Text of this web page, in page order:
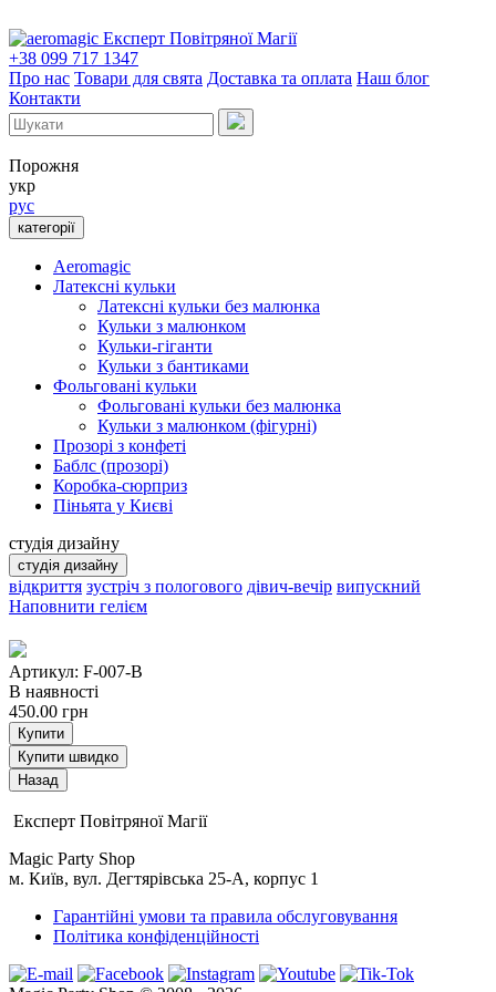
Експерт Повітряної Магії
+38 099 717 1347
Про нас Товари для свята Доставка та оплата Наш блог
Контакти
Порожня
укр
рус
категорії
Aeromagic
Латексні кульки
Латексні кульки без малюнка
Кульки з малюнком
Кульки-гіганти
Кульки з бантиками
Фольговані кульки
Фольговані кульки без малюнка
Кульки з малюнком (фігурні)
Прозорі з конфеті
Баблс (прозорі)
Коробка-сюрприз
Піньята у Києві
студія дизайну
студія дизайну
відкриття зустріч з пологового дівич-вечір випускний
Наповнити гелієм
Артикул: F-007-B
В наявності
450.00 грн
Купити
Купити швидко
Експерт Повітряної Магії
Magic Party Shop
м. Київ, вул. Дегтярівська 25-А, корпус 1
Гарантійні умови та правила обслуговування
Політика конфіденційності